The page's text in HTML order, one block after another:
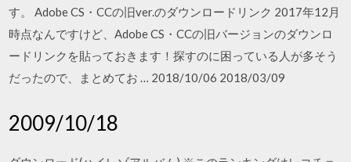
す。 Adobe CS・CCの旧ver.のダウンロードリンク 2017年12月
時点なんですけど、Adobe CS・CCの旧バージョンのダウンロ
ードリンクを貼っておきます！探すのに困っている人が多そう
だったので、まとめてお … 2018/10/06 2018/03/09
2009/10/18